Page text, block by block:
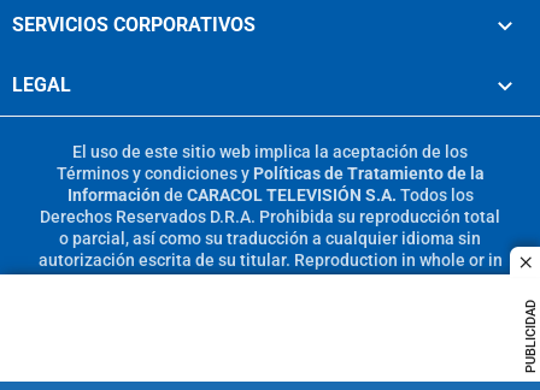
PUBLICIDAD
SERVICIOS CORPORATIVOS
LEGAL
El uso de este sitio web implica la aceptación de los
Términos y condicionesy Políticas de Tratamiento de la
Información de CARACOL TELEVISIÓN S.A. Todos los
Derechos Reservados D.R.A. Prohibida su reproducción total
o parcial, así como su traducción a cualquier idioma sin
autorización escrita de su titular. Reproduction in whole or in